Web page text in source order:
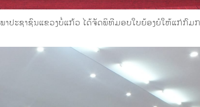
າປະຊາຊົນແຂວງບໍ່ແກ້ວ ໄດ້ຈັດພິທີມອບໃບຍ້ອງຍໍໃຫ້ແກ່ກົ